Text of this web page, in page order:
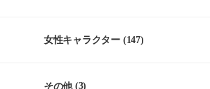
女性キャラクター (147)
その他(3)